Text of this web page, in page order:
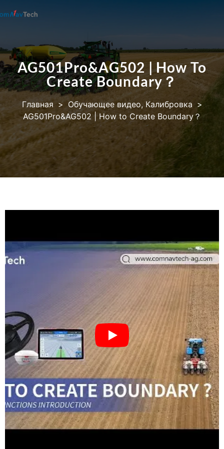
AG501Pro&AG502 | How To
Create Boundary？
Главная > Обучающее видео, Калибровка >
AG501Pro&AG502 | How to Create Boundary？